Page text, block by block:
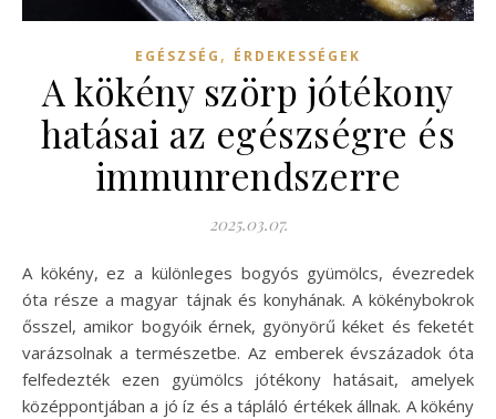
EGÉSZSÉG , ÉRDEKESSÉGEK
A kökény szörp jótékony
hatásai az egészségre és
immunrendszerre
2025.03.07.
A kökény, ez a különleges bogyós gyümölcs, évezredek
óta része a magyar tájnak és konyhának. A kökénybokrok
ősszel, amikor bogyóik érnek, gyönyörű kéket és feketét
varázsolnak a természetbe. Az emberek évszázadok óta
felfedezték ezen gyümölcs jótékony hatásait, amelyek
középpontjában a jó íz és a tápláló értékek állnak. A kökény